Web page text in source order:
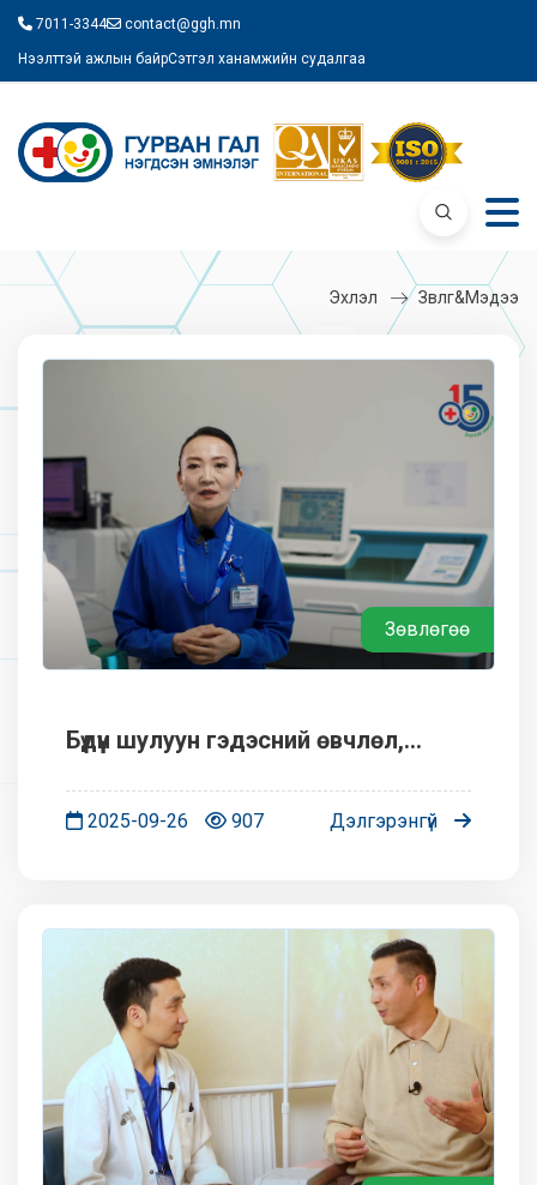
7011-3344 contact@ggh.mn
Нээлттэй ажлын байрСэтгэл ханамжийн судалгаа
Эхлэл Зөвлөгөө&Мэдээ
Зөвлөгөө
Бүдүүн шулуун гэдэсний өвчлөл,
оношлох технологийг нэвтрүүллээ.
2025-09-26 907 Дэлгэрэнгүй